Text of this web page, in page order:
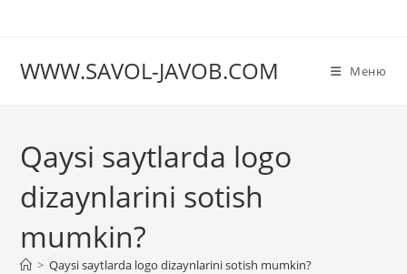
WWW.SAVOL-JAVOB.COM Меню
Qaysi saytlarda logo
dizaynlarini sotish
mumkin?
> Qaysi saytlarda logo dizaynlarini sotish mumkin?